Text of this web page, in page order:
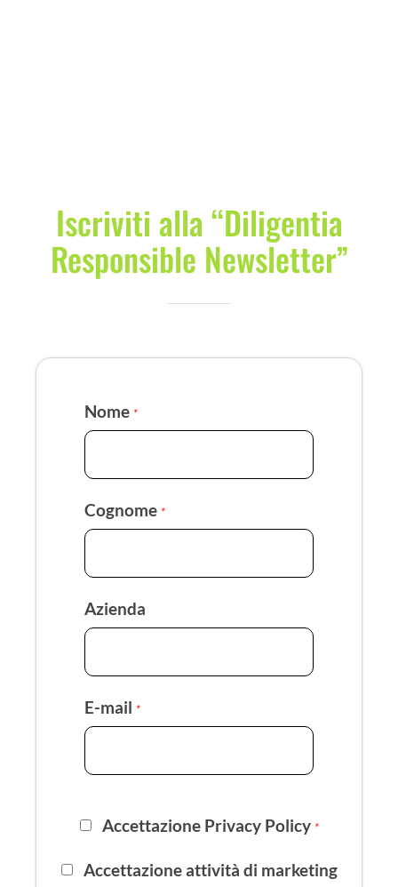
Iscriviti alla “Diligentia
Responsible Newsletter”
Nome *
Cognome *
Azienda
E-mail *
Accettazione Privacy Policy *
Accettazione attività di marketing